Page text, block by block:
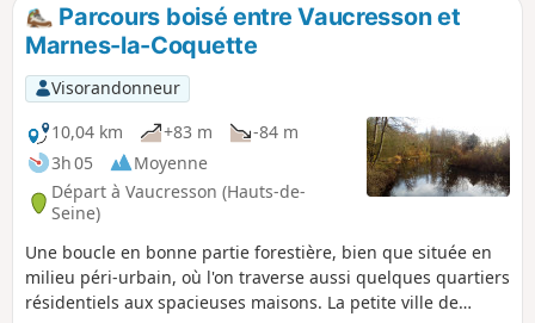
Parcours boisé entre Vaucresson et
Marnes-la-Coquette
Visorandonneur
10,04 km
+83 m
-84 m
3h 05
Moyenne
Départ à Vaucresson (Hauts-de-
Seine)
Une boucle en bonne partie forestière, bien que située en
milieu péri-urbain, où l'on traverse aussi quelques quartiers
résidentiels aux spacieuses maisons. La petite ville de